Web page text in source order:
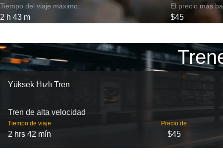
Tiempo del viaje máximo:
2 h 43 m
El precio más
$45
Yüksek Hızlı Tren
Tren de alta velocidad
Tiempo de viaje
2 hrs 42 mín
Precio de
$45